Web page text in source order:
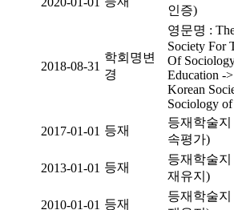
인증)
2018-08-31
학회명변
경
영문명 :
Society For
Of
Education -
Korean
Sociology
2017-01-01 등재
등재학술지
속평가)
2013-01-01 등재
등재학술
재유지)
2010-01-01 등재
등재학술